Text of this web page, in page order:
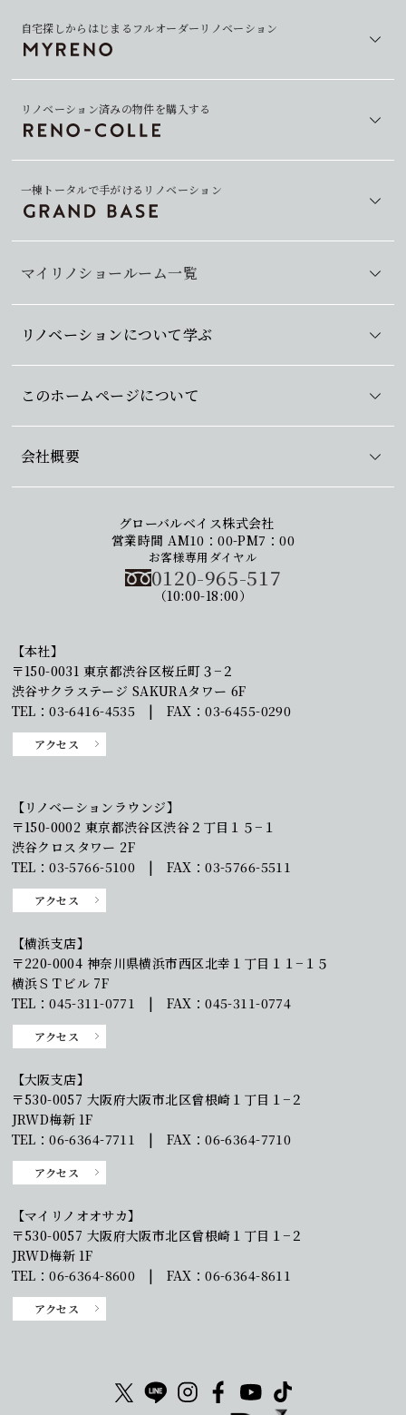
自宅探しからはじまるフルオーダーリノベーション
マイリノショールーム一覧
リノベーション済みの物件を購入する
一棟トータルで手がけるリノベーション
リノベーションについて学ぶ
このホームページについて
会社概要
グローバルベイス株式会社
営業時間 AM10：00-PM7：00
お客様専用ダイヤル
0120-965-517
（10:00-18:00）
【本社】
〒150-0031 東京都渋谷区桜丘町３−２
渋谷サクラステージ SAKURAタワー 6F
TEL：03-6416-4535 | FAX：03-6455-0290
アクセス
【リノベーションラウンジ】
〒150-0002 東京都渋谷区渋谷２丁目１５−１
渋谷クロスタワー 2F
TEL：03-5766-5100 | FAX：03-5766-5511
アクセス
【横浜支店】
〒220-0004 神奈川県横浜市西区北幸１丁目１１−１５
横浜ＳＴビル 7F
TEL：045-311-0771 | FAX：045-311-0774
アクセス
【大阪支店】
〒530-0057 大阪府大阪市北区曾根崎１丁目１−２
JRWD梅新 1F
TEL：06-6364-7711 | FAX：06-6364-7710
アクセス
【マイリノオオサカ】
〒530-0057 大阪府大阪市北区曾根崎１丁目１−２
JRWD梅新 1F
TEL：06-6364-8600 | FAX：06-6364-8611
アクセス